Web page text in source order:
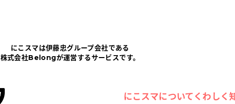
にこスマは伊藤忠グループ会社である
株式会社Belongが運営するサービスです。
にこスマについてくわしく